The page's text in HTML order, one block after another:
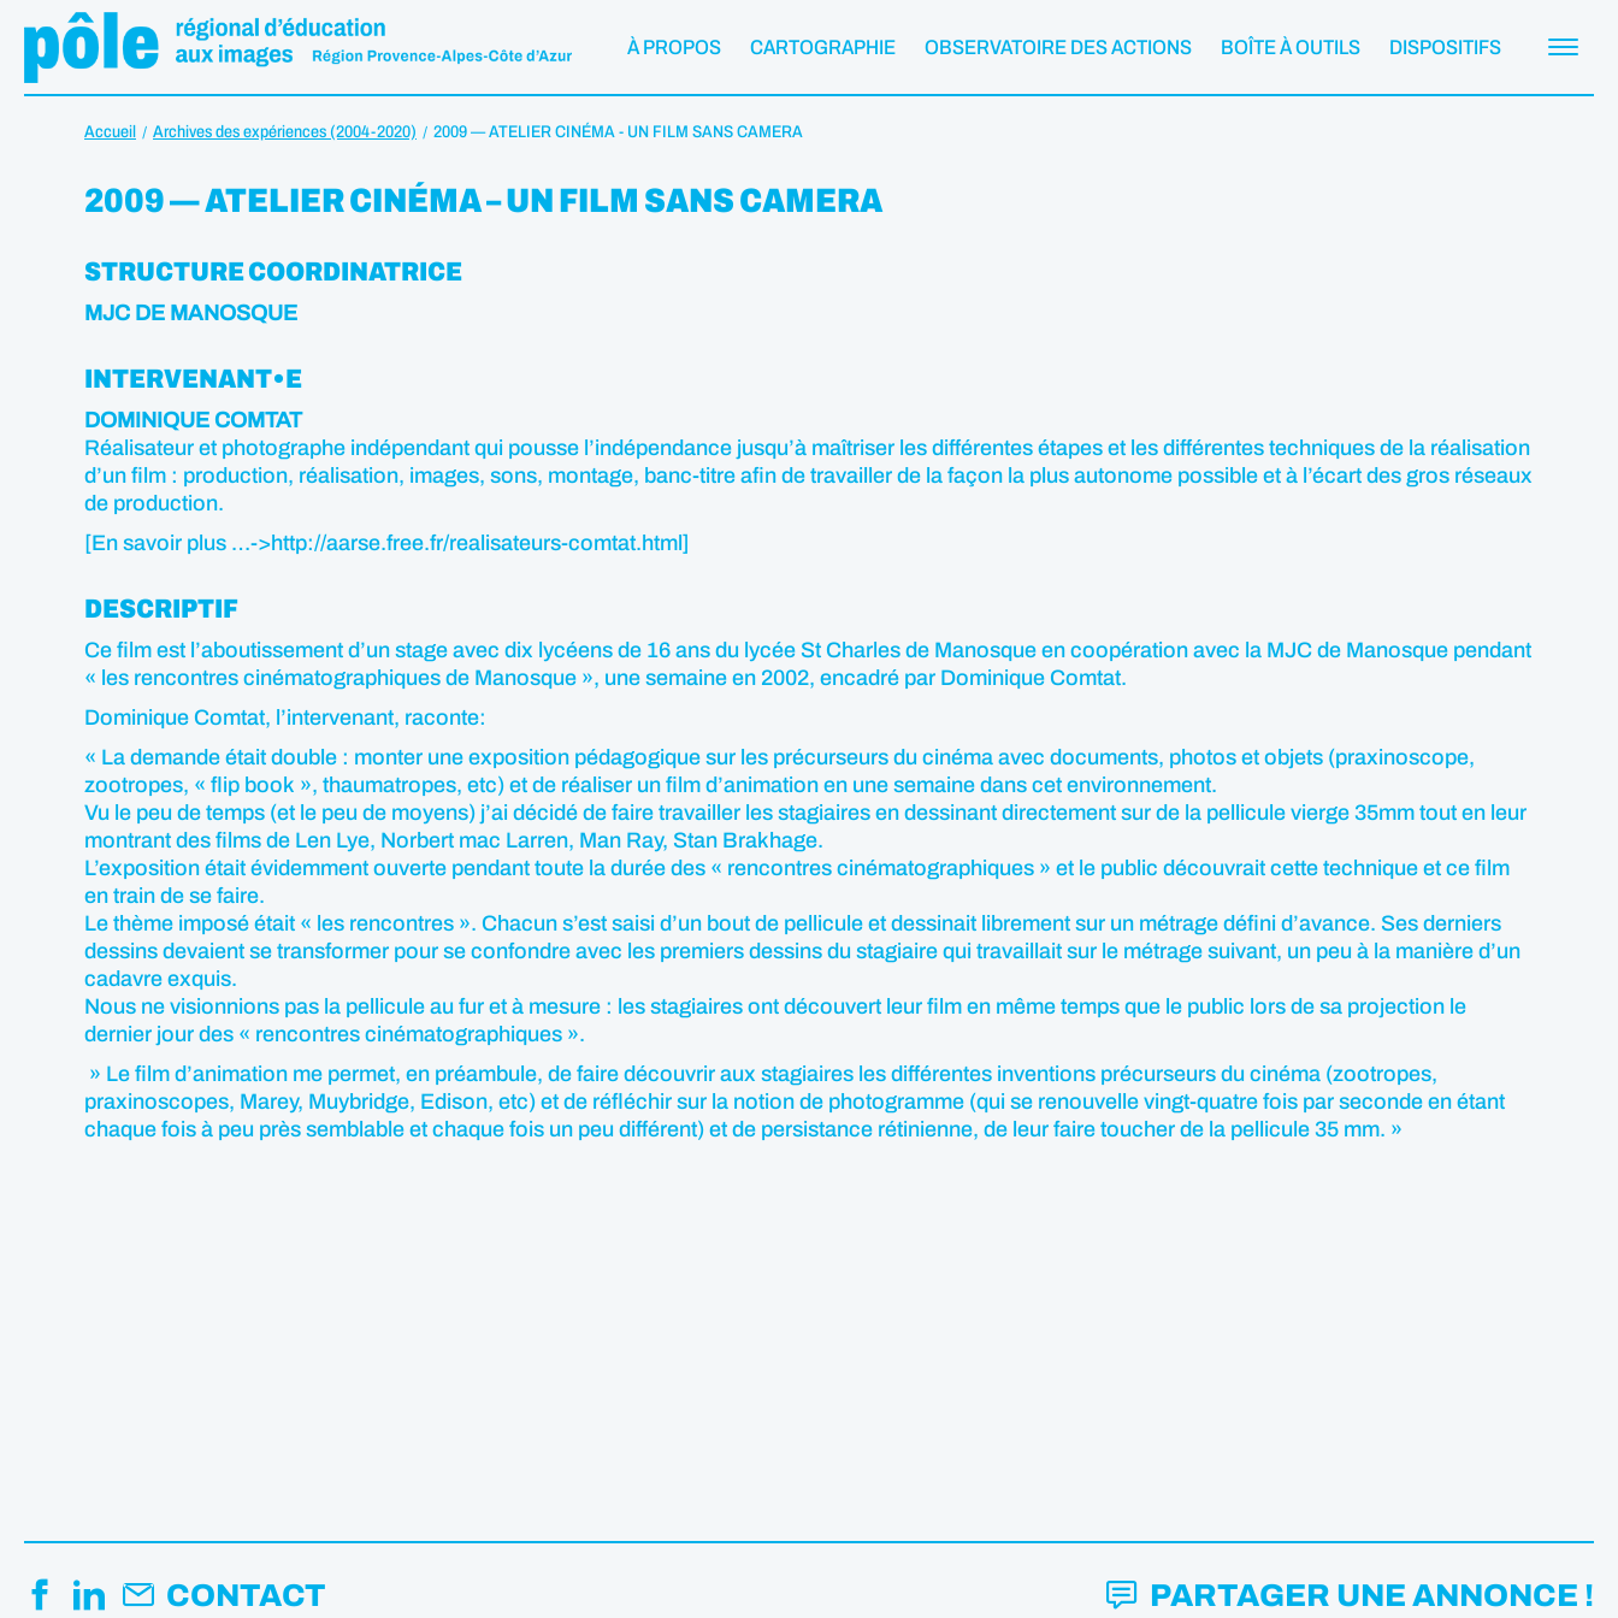
À PROPOS CARTOGRAPHIE OBSERVATOIRE DES ACTIONS BOÎTE À OUTILS DISPOSITIFS
Accueil Archives des expériences (2004-2020) 2009 — ATELIER CINÉMA - UN FILM SANS CAMERA
2009 — ATELIER CINÉMA – UN FILM SANS CAMERA
STRUCTURE COORDINATRICE
MJC DE MANOSQUE
INTERVENANT•E
DOMINIQUE COMTAT
Réalisateur et photographe indépendant qui pousse l’indépendance jusqu’à maîtriser les différentes étapes et les différentes techniques de la réalisation
d’un film : production, réalisation, images, sons, montage, banc-titre afin de travailler de la façon la plus autonome possible et à l’écart des gros réseaux
de production.
[En savoir plus …->http://aarse.free.fr/realisateurs-comtat.html]
DESCRIPTIF
Ce film est l’aboutissement d’un stage avec dix lycéens de 16 ans du lycée St Charles de Manosque en coopération avec la MJC de Manosque pendant
« les rencontres cinématographiques de Manosque », une semaine en 2002, encadré par Dominique Comtat.
Dominique Comtat, l’intervenant, raconte:
« La demande était double : monter une exposition pédagogique sur les précurseurs du cinéma avec documents, photos et objets (praxinoscope,
zootropes, « flip book », thaumatropes, etc) et de réaliser un film d’animation en une semaine dans cet environnement.
Vu le peu de temps (et le peu de moyens) j’ai décidé de faire travailler les stagiaires en dessinant directement sur de la pellicule vierge 35mm tout en leur
montrant des films de Len Lye, Norbert mac Larren, Man Ray, Stan Brakhage.
L’exposition était évidemment ouverte pendant toute la durée des « rencontres cinématographiques » et le public découvrait cette technique et ce film
en train de se faire.
Le thème imposé était « les rencontres ». Chacun s’est saisi d’un bout de pellicule et dessinait librement sur un métrage défini d’avance. Ses derniers
dessins devaient se transformer pour se confondre avec les premiers dessins du stagiaire qui travaillait sur le métrage suivant, un peu à la manière d’un
cadavre exquis.
Nous ne visionnions pas la pellicule au fur et à mesure : les stagiaires ont découvert leur film en même temps que le public lors de sa projection le
dernier jour des « rencontres cinématographiques ».
» Le film d’animation me permet, en préambule, de faire découvrir aux stagiaires les différentes inventions précurseurs du cinéma (zootropes,
praxinoscopes, Marey, Muybridge, Edison, etc) et de réfléchir sur la notion de photogramme (qui se renouvelle vingt-quatre fois par seconde en étant
chaque fois à peu près semblable et chaque fois un peu différent) et de persistance rétinienne, de leur faire toucher de la pellicule 35 mm. »
CONTACT PARTAGER UNE ANNONCE !